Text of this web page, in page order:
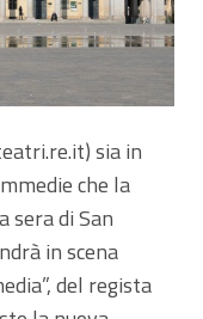
sia in
che la
sera di San
in scena
del regista